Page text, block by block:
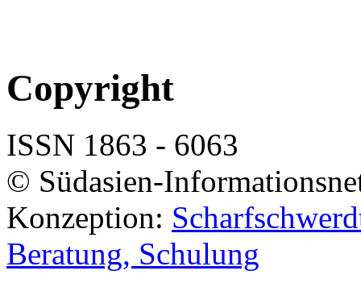
Copyright
ISSN 1863 - 6063
© Südasien-
Konzeption:
Beratung, Schulung